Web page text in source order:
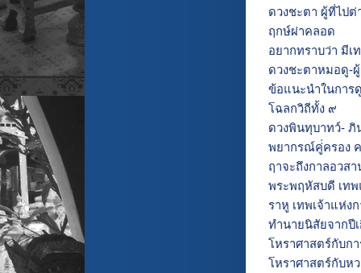
ดวงชะตา ผู้ที่ไปต่
ฤกษ์ผ่าคลอด
อยากทราบว่า มีเ
ดวงชะตาหมอดู-
ข้อแนะนำในการ
โฉลกวิถีทั้ง ๙
ดวงพินทุบาทว์- ภิ
พยากรณ์คู่่ครอง
ฤาจะถึงกาลอวส
พระพฤหัสบดี เท
ราหู เทพเจ้าแห่ง
ทำนายนิสัยจากปี
โหราศาสตร์กับก
โหราศาสตร์กับห